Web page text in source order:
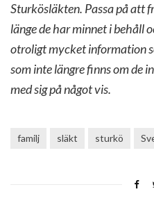
Sturkösläkten. Passa på att
länge de har minnet i behåll
otroligt mycket information
som inte längre finns om de
med sig på något vis.
familj släkt sturkö